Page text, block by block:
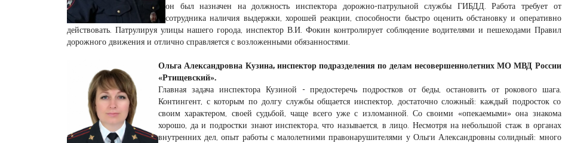
он был назначен на должность инспектора дорожно-патрульной службы ГИБДД. Работа требует от
сотрудника наличия выдержки, хорошей реакции, способности быстро оценить обстановку и оперативно
действовать. Патрулируя улицы нашего города, инспектор В.И. Фокин контролирует соблюдение водителями и пешеходами Правил
дорожного движения и отлично справляется с возложенными обязанностями.
Ольга Александровна Кузина, инспектор подразделения по делам несовершеннолетних МО МВД России
«Ртищевский».
Главная задача инспектора Кузиной - предостеречь подростков от беды, остановить от рокового шага.
Контингент, с которым по долгу службы общается инспектор, достаточно сложный: каждый подросток со
своим характером, своей судьбой, чаще всего уже с изломанной. Со своими «опекаемыми» она знакома
хорошо, да и подростки знают инспектора, что называется, в лицо. Несмотря на небольшой стаж в органах
внутренних дел, опыт работы с малолетними правонарушителями у Ольги Александровны солидный: много